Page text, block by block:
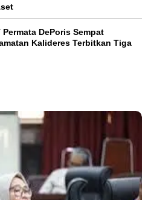
DePoris Sempat
Kalideres Terbitkan Tiga